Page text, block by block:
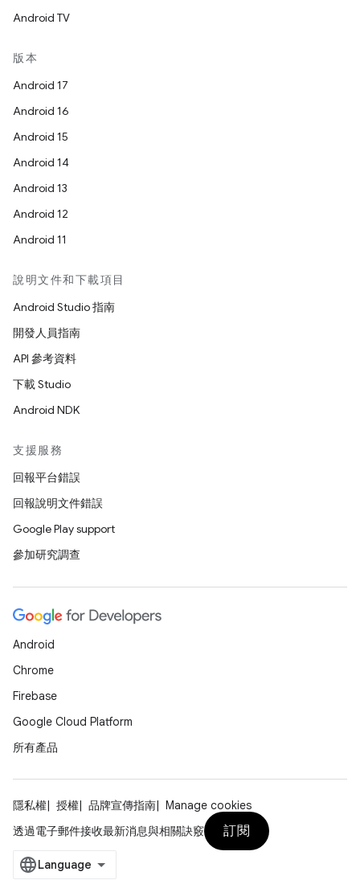
Android TV
版本
Android 17
Android 16
Android 15
Android 14
Android 13
Android 12
Android 11
說明文件和下載項目
Android Studio 指南
開發人員指南
API 參考資料
下載 Studio
Android NDK
支援服務
回報平台錯誤
回報說明文件錯誤
Google Play support
參加研究調查
Android
Chrome
Firebase
Google Cloud Platform
所有產品
隱私權 授權 品牌宣傳指南
Manage cookies
透過電子郵件接收最新消息與相關訣竅
訂閱